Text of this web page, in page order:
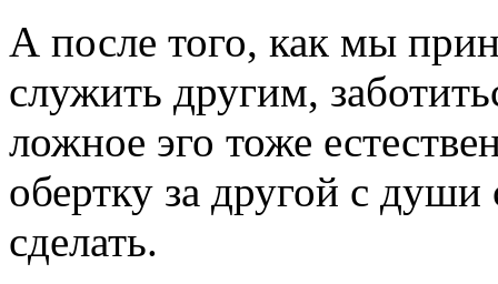
А после того, как мы
служить другим,
ложное эго тоже
обертку за другой с
сделать.